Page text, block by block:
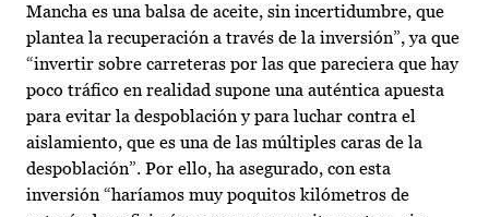
Mancha es una balsa de aceite, sin incertidumbre, que
plantea la recuperación a través de la inversión”, ya que
“invertir sobre carreteras por las que pareciera que hay
poco tráfico en realidad supone una auténtica apuesta
para evitar la despoblación y para luchar contra el
aislamiento, que es una de las múltiples caras de la
despoblación”. Por ello, ha asegurado, con esta
inversión “haríamos muy poquitos kilómetros de